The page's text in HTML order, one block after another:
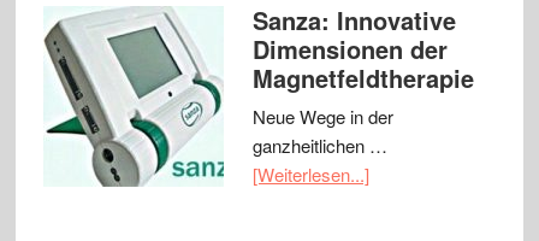
Sanza: Innovative
Dimensionen der
Magnetfeldtherapie
Neue Wege in der
ganzheitlichen …
[Weiterlesen...]